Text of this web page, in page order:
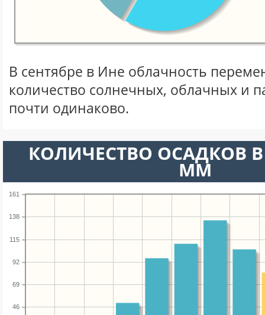
В сентябре в Ине облачность
количество солнечных, облачных и
почти одинаково.
КОЛИЧЕСТВО ОСАДКОВ В
ММ
46
69
92
115
138
161